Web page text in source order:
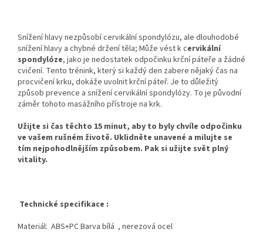
Snížení hlavy nezpůsobí cervikální spondylózu, ale dlouhodobé
snížení hlavy a chybné držení těla; Může vést k cervikální
spondylóze, jako je nedostatek odpočinku krční páteře a žádné
cvičení. Tento trénink, který si každý den zabere nějaký čas na
procvičení krku, dokáže uvolnit krční páteř. Je to důležitý
způsob prevence a snížení cervikální spondylózy. To je původní
záměr tohoto masážního přístroje na krk.
Užijte si čas těchto 15 minut, aby to byly chvíle odpočinku
ve vašem rušném životě. Uklidněte unavené a milujte se
tím nejpohodlnějším způsobem. Pak si užijte svět plný
vitality.
Technické specifikace :
Materiál: ABS+PC Barva bílá , nerezová ocel